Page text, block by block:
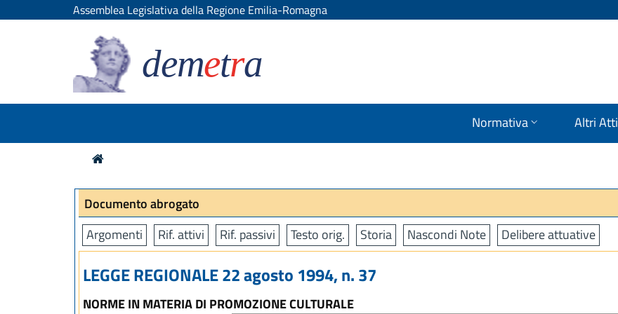
Assemblea Legislativa della Regione Emilia-Romagna
demetra
Normativa Altri Atti
Documento abrogato
Argomenti
Rif. attivi Rif. passivi Testo orig. Storia Nascondi Note Delibere attuative
LEGGE REGIONALE 22 agosto 1994, n. 37
NORME IN MATERIA DI PROMOZIONE CULTURALE